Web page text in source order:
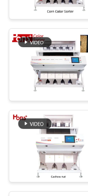
PRIVACY
POLICYtrieuse
de blé